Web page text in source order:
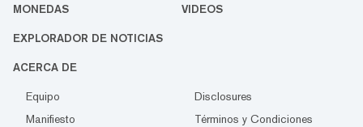
MONEDAS VIDEOS
EXPLORADOR DE NOTICIAS
ACERCA DE
Equipo
Disclosures
Manifiesto
Términos y Condiciones